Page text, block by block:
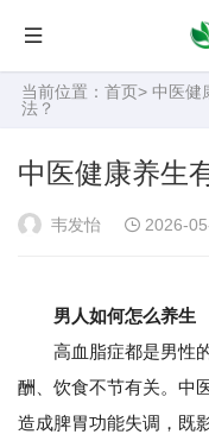
当前位置： 首页> 中医健
法？
中医健康养生
韦发怡 2026-
男人如何怎么养生
高血脂症都是男性的
酬、饮食不节有关。中
造成脾胃功能失调，既